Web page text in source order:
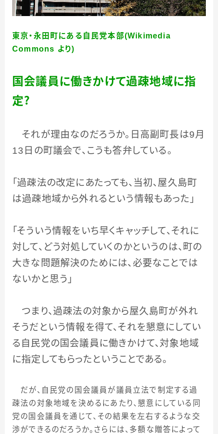
東京・永田町にある自民党本部(Wikimedia
Commons より)
国会議員に働きかけて過疎地域に指
定？
それが理由なのだろうか。日高副町長は9月
13 日の町議会で、こうも答弁している。
「過疎法の改定にあたっても、当初、屋久島町
は過疎地域から外れるという情報もあった」
「そういう情報をいち早くキャッチして、それに
対して、どう対処していくのかというのは、町の
大きな問題解決のためには、必要なことでは
ないかと思う」
つまり、過疎法の対象から屋久島町が外れ
そうだという情報を得て、それを懇意にしてい
る自民党の国会議員に働きかけて、対象地域
に指定してもらったということである。
だが、自民党の国会議員が議員立法で制定する過
疎法の対象地域を決めるにあたり、懇意にしている同
党の国会議員を通じて、その結果を左右するような交
渉ができるのだろうか。さらには、多額な贈答によって